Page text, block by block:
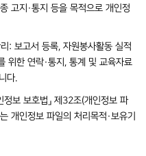
고지·통지 등을 목적으로 개인정
: 보고서 등록, 자원봉사활동 실적
위한 연락·통지, 통계 및 교육자료
다.
보 보호법」 제32조(개인정보 파
개인정보 파일의 처리목적·보유기